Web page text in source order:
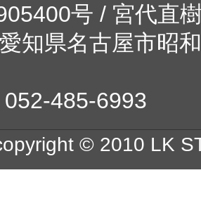
号 / 宮代直
知県名古屋市昭
485-6993
© 2010 LK